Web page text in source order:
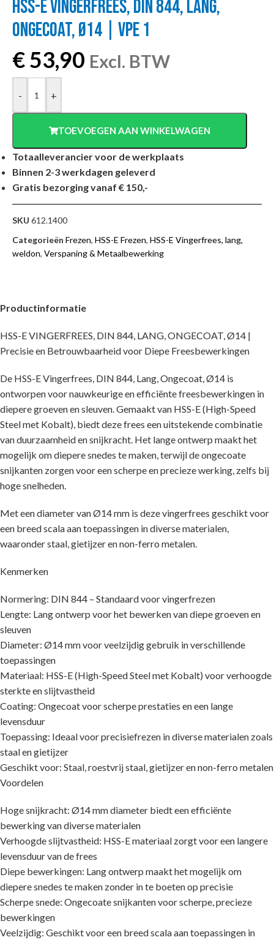
HSS-E VINGERFREES, DIN 844, LANG,
ONGECOAT, Ø14 | VPE 1
€53,90 Excl. BTW
- +
TOEVOEGEN AAN WINKELWAGEN
Totaalleverancier voor de werkplaats
Binnen 2-3 werkdagen geleverd
Gratis bezorging vanaf € 150,-
SKU 612.1400
Categorieën Frezen, HSS-E Frezen, HSS-E Vingerfrees, lang,
weldon, Verspaning & Metaalbewerking
Productinformatie
HSS-E VINGERFREES, DIN 844, LANG, ONGECOAT, Ø14 |
Precisie en Betrouwbaarheid voor Diepe Freesbewerkingen
De HSS-E Vingerfrees, DIN 844, Lang, Ongecoat, Ø14 is
ontworpen voor nauwkeurige en efficiënte freesbewerkingen in
diepere groeven en sleuven. Gemaakt van HSS-E (High-Speed
Steel met Kobalt), biedt deze frees een uitstekende combinatie
van duurzaamheid en snijkracht. Het lange ontwerp maakt het
mogelijk om diepere snedes te maken, terwijl de ongecoate
snijkanten zorgen voor een scherpe en precieze werking, zelfs bij
hoge snelheden.
Met een diameter van Ø14 mm is deze vingerfrees geschikt voor
een breed scala aan toepassingen in diverse materialen,
waaronder staal, gietijzer en non-ferro metalen.
Kenmerken
Normering: DIN 844 – Standaard voor vingerfrezen
Lengte: Lang ontwerp voor het bewerken van diepe groeven en
sleuven
Diameter: Ø14 mm voor veelzijdig gebruik in verschillende
toepassingen
Materiaal: HSS-E (High-Speed Steel met Kobalt) voor verhoogde
sterkte en slijtvastheid
Coating: Ongecoat voor scherpe prestaties en een lange
levensduur
Toepassing: Ideaal voor precisiefrezen in diverse materialen zoals
staal en gietijzer
Geschikt voor: Staal, roestvrij staal, gietijzer en non-ferro metalen
Voordelen
Hoge snijkracht: Ø14 mm diameter biedt een efficiënte
bewerking van diverse materialen
Verhoogde slijtvastheid: HSS-E materiaal zorgt voor een langere
levensduur van de frees
Diepe bewerkingen: Lang ontwerp maakt het mogelijk om
diepere snedes te maken zonder in te boeten op precisie
Scherpe snede: Ongecoate snijkanten voor scherpe, precieze
bewerkingen
Veelzijdig: Geschikt voor een breed scala aan toepassingen in